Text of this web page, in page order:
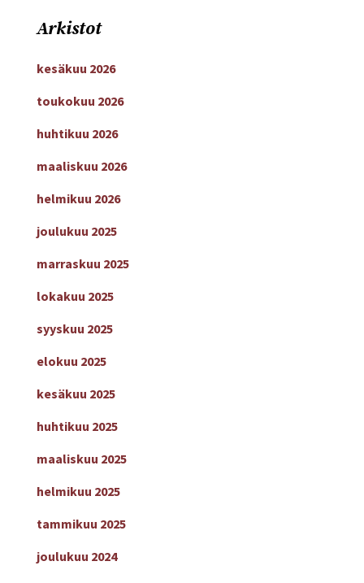
Arkistot
kesäkuu 2026
toukokuu 2026
huhtikuu 2026
maaliskuu 2026
helmikuu 2026
joulukuu 2025
marraskuu 2025
lokakuu 2025
syyskuu 2025
elokuu 2025
kesäkuu 2025
huhtikuu 2025
maaliskuu 2025
helmikuu 2025
tammikuu 2025
joulukuu 2024